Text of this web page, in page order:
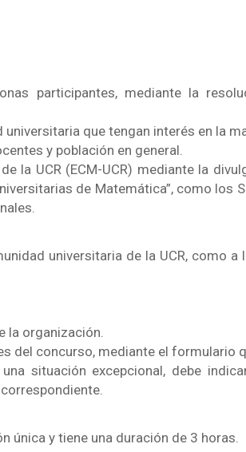
participantes, mediante la
universitaria que tengan interés en la
y población en general.
la UCR (ECM-UCR) mediante la
de Matemática”, como los
universitaria de la UCR, como
la organización.
del concurso, mediante el formulario
situación excepcional, debe
única y tiene una duración de 3 horas.